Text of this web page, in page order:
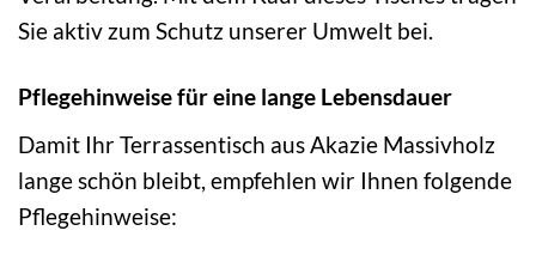
Sie aktiv zum Schutz unserer Umwelt bei.
Pflegehinweise für eine lange Lebensdauer
Damit Ihr Terrassentisch aus Akazie Massivholz
lange schön bleibt, empfehlen wir Ihnen folgende
Pflegehinweise: